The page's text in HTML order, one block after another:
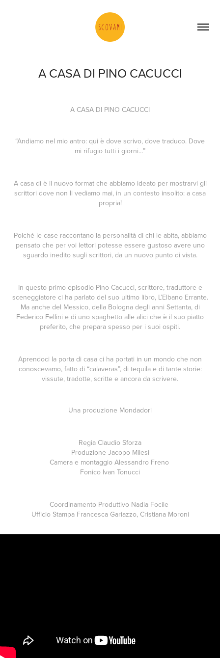
A CASA DI PINO CACUCCI
A CASA DI PINO CACUCCI
“Andiamo nel mio antro: qui è dove scrivo, dove traduco. Dove
mi rifugio tutti i giorni…”
A casa di è il nuovo format che abbiamo ideato per mostrarvi gli
scrittori dove non li vediamo mai, in un contesto insolito: a casa
propria!
Poiché le case raccontano la personalità di chi le abita, abbiamo
pensato che per voi lettori potesse essere gustoso avere uno
sguardo inedito sugli scrittori, da un nuovo punto di vista.
In questo primo episodioPino Cacucci, scrittore, traduttore e
sceneggiatore ci ha parlato del suo ultimo libro, L’Elbano Errante.
Ma anche del Messico, della Bologna degli anni Settanta, di
Federico Fellini e di uno spaghetto alle alici che è il suo piatto
preferito, che prepara spesso per i suoi ospiti.
Aprendoci la porta di casa ci ha portati in un mondo che non
conoscevamo, fatto di “calaveras”, di tequila e di tante storie:
vissute, tradotte, scritte e ancora da scrivere.
Una produzione Mondadori
Regia Claudio Sforza
Produzione Jacopo Milesi
Camera e montaggio Alessandro Freno
Fonico Ivan Tonucci
Coordinamento Produttivo Nadia Focile
Ufficio Stampa Francesca Gariazzo, Cristiana Moroni